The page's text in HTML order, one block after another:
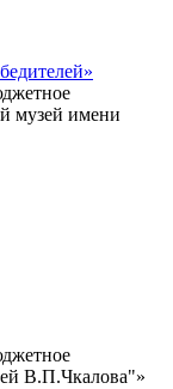
музей имени
В.П.Чкалова"»